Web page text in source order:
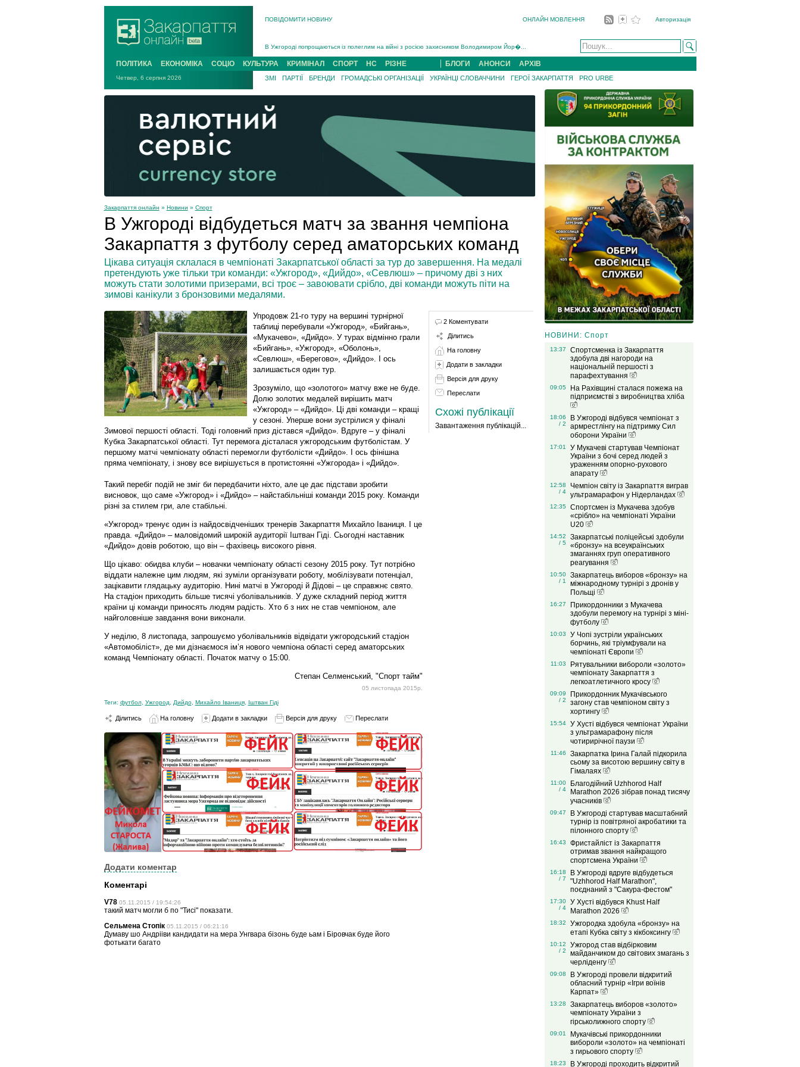
ПОВІДОМИТИ НОВИНУ ОНЛАЙН МОВЛЕННЯ Авторизація
В Ужгороді попрощаються із полеглим на війні з росією захисником Володимиром Йор�...
В Ужгороді 5 серпня попрощаються із захисником Богданом Югасом, який два роки �...
Підтвердили загибель захисника із Нанкова на Хустщині Юліана Гербея (ФОТО)[/gree...
На війні з рф поліг військовий з Виноградова Ігнат Роздяловський (ФОТО)...
На Хустщині внаслідок ДТП за участі трьох авто постраждали 13 людей (ФОТО)...
Інструктора районного ТЦК на Закарпатті судитимуть за обвинувачен...
ПОЛІТИКА ЕКОНОМІКА СОЦІО КУЛЬТУРА КРИМІНАЛ СПОРТ НС РІЗНЕ БЛОГИ АНОНСИ АРХІВ
Четвер, 6 серпня 2026 ЗМІ ПАРТІЇ БРЕНДИ ГРОМАДСЬКІ ОРГАНІЗАЦІЇ УКРАЇНЦІ СЛОВАЧЧИНИ ГЕРОЇ ЗАКАРПАТТЯ PRO URBE
Закарпаття онлайн » Новини » Спорт
В Ужгороді відбудеться матч за звання чемпіона
Закарпаття з футболу серед аматорських команд
Цікава ситуація склалася в чемпіонаті Закарпатської області за тур до завершення. На медалі
претендують уже тільки три команди: «Ужгород», «Дийдо», «Севлюш» – причому дві з них
можуть стати золотими призерами, всі троє – завоювати срібло, дві команди можуть піти на
зимові канікули з бронзовими медалями.
Упродовж 21-го туру на вершині турнірної
таблиці перебували «Ужгород», «Бийгань»,
«Мукачево», «Дийдо». У турах відмінно грали
«Бийгань», «Ужгород», «Оболонь»,
«Севлюш», «Берегово», «Дийдо». І ось
залишається один тур.
Зрозуміло, що «золотого» матчу вже не буде.
Долю золотих медалей вирішить матч
«Ужгород» – «Дийдо». Ці дві команди – кращі
у сезоні. Уперше вони зустрілися у фіналі
Зимової першості області. Тоді головний приз дістався «Дийдо». Вдруге – у фіналі
Кубка Закарпатської області. Тут перемога дісталася ужгородським футболістам. У
першому матчі чемпіонату області перемогли футболісти «Дийдо». І ось фінішна
пряма чемпіонату, і знову все вирішується в протистоянні «Ужгорода» і «Дийдо».
Такий перебіг подій не зміг би передбачити ніхто, але це дає підстави зробити
висновок, що саме «Ужгород» і «Дийдо» – найстабільніші команди 2015 року. Команди
різні за стилем гри, але стабільні.
«Ужгород» тренує один із найдосвідченіших тренерів Закарпаття Михайло Іваниця. І це
правда. «Дийдо» – маловідомий широкій аудиторії Іштван Гіді. Сьогодні наставник
«Дийдо» довів роботою, що він – фахівець високого рівня.
Що цікаво: обидва клуби – новачки чемпіонату області сезону 2015 року. Тут потрібно
віддати належне цим людям, які зуміли організувати роботу, мобілізувати потенціал,
зацікавити глядацьку аудиторію. Нині матчі в Ужгороді й Дідові – це справжнє свято.
На стадіон приходить більше тисячі уболівальників. У дуже складний період життя
країни ці команди приносять людям радість. Хто б з них не став чемпіоном, але
найголовніше завдання вони виконали.
У неділю, 8 листопада, запрошуємо уболівальників відвідати ужгородський стадіон
«Автомобіліст», де ми дізнаємося ім’я нового чемпіона області серед аматорських
команд Чемпіонату області. Початок матчу о 15:00.
Степан Селменський, "Спорт тайм"
05 листопада 2015р.
Теги: футбол, Ужгород Дийдо, Михайло Іваниця, Іштван Гіді
Ділитись На головну Додати в закладки Версія для друку Переслати
Додати коментар
Коментарі
V78 05.11.2015 / 19:54:26
такий матч могли б по "Тисі" показати.
Сельмена Стопік 05.11.2015 / 06:21:16
Думаву шо Андрііви кандидати на мера Унгвара бізонь буде ьам і Біровчак буде його
фотькати багато
2 Коментувати
Ділитись
На головну
Додати в закладки
Версія для друку
Переслати
Схожі публікації
Завантаження публікацій...
НОВИНИ: Спорт
13:37
Спортсменка із Закарпаття
здобула дві нагороди на
національній першості з
парафехтування
09:05
На Рахівщині сталася пожежа на
підприємстві з виробництва хліба
18:06
/ 2
В Ужгороді відбувся чемпіонат з
армрестлінгу на підтримку Сил
оборони України
17:01
У Мукачеві стартував Чемпіонат
України з бочі серед людей з
ураженням опорно-рухового
апарату
12:58
/ 4
Чемпіон світу із Закарпаття виграв
ультрамарафон у Нідерландах
12:35
Спортсмен із Мукачева здобув
«срібло» на чемпіонаті України
U20
14:52
/ 5
Закарпатські поліцейські здобули
«бронзу» на всеукраїнських
змаганнях груп оперативного
реагування
10:50
/ 1
Закарпатець виборов «бронзу» на
міжнародному турнірі з дронів у
Польщі
16:27
Прикордонники з Мукачева
здобули перемогу на турнірі з міні-
футболу
10:03
У Чопі зустріли українських
борчинь, які тріумфували на
чемпіонаті Європи
11:03
Рятувальники вибороли «золото»
чемпіонату Закарпаття з
легкоатлетичного кросу
09:09
/ 2
Прикордонник Мукачівського
загону став чемпіоном світу з
хортингу
15:54
У Хусті відбувся чемпіонат України
з ультрамарафону після
чотирирічної паузи
11:46
Закарпатка Ірина Галай підкорила
сьому за висотою вершину світу в
Гімалаях
11:00
/ 4
Благодійний Uzhhorod Half
Marathon 2026 зібрав понад тисячу
учасників
09:47
В Ужгороді стартував масштабний
турнір із повітряної акробатики та
пілонного спорту
16:43
Фристайліст із Закарпаття
отримав звання найкращого
спортсмена України
16:18
/ 7
В Ужгороді вдруге відбудеться
"Uzhhorod Half Marathon",
поєднаний з "Сакура-фестом"
17:30
/ 4
У Хусті відбувся Khust Half
Marathon 2026
18:32
Ужгородка здобула «бронзу» на
етапі Кубка світу з кікбоксингу
10:12
/ 2
Ужгород став відбірковим
майданчиком до світових змагань з
черліденгу
09:08
В Ужгороді провели відкритий
обласний турнір «Ігри воїнів
Карпат»
13:28
Закарпатець виборов «золото»
чемпіонату України з
гірськолижного спорту
09:01
Мукачівські прикордонники
вибороли «золото» на чемпіонаті
з гирьового спорту
18:23
В Ужгороді проходить відкритий